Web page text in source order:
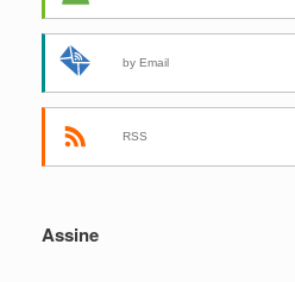
by Email
RSS
Assine